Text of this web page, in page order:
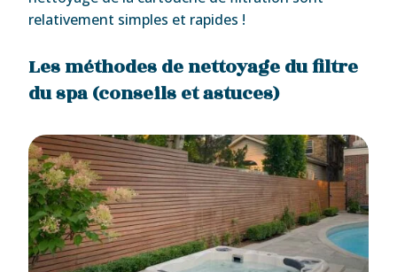
relativement simples et rapides !
Les méthodes de nettoyage du filtre
du spa (conseils et astuces)